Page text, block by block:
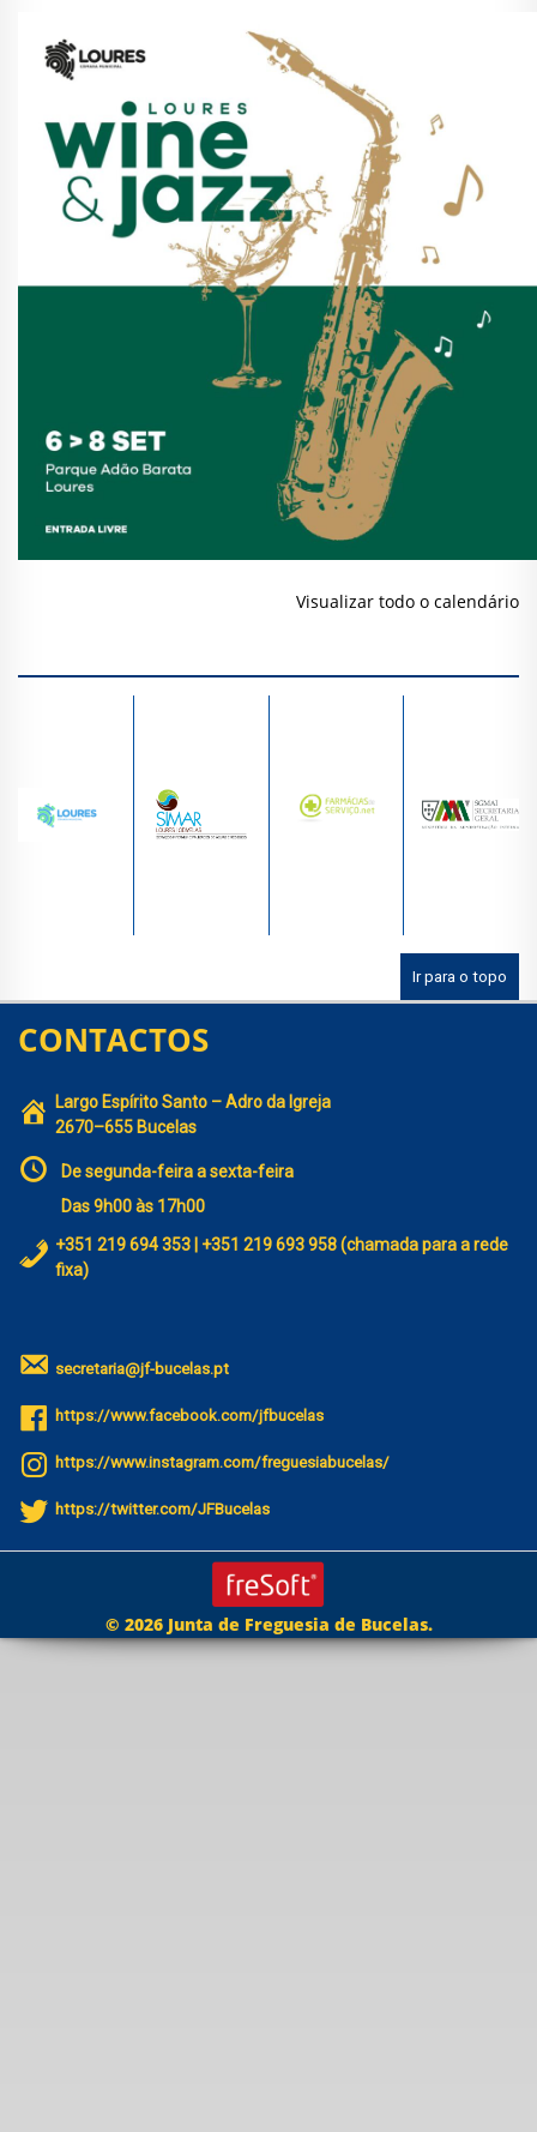
Visualizar todo o calendário
Ir para o topo
CONTACTOS
Largo Espírito Santo – Adro da Igreja
2670–655 Bucelas
De segunda-feira a sexta-feira
Das 9h00 às 17h00
+351 219 694 353 | +351 219 693 958 (chamada para a rede
fixa)
secretaria@jf-bucelas.pt
https://www.facebook.com/jfbucelas
https://www.instagram.com/freguesiabucelas/
https://twitter.com/JFBucelas
© 2026 Junta de Freguesia de Bucelas.